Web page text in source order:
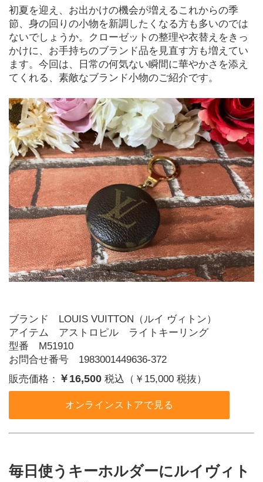
初夏を迎え、お出かけの機会が増えるこれからの季
節、身の回りの小物を新調したくなる方も多いのでは
ないでしょうか。クローゼットの整理や衣替えをきっ
かけに、お手持ちのブランド品を見直す方も増えてい
ます。今回は、日常の何気ない瞬間に華やかさを添え
てくれる、素敵なブランド小物のご紹介です。
ブランド LOUIS VUITTON（ルイ ヴィトン）
アイテム アストロピル　ライトキーリング
型番 M51910
お問合せ番号 1983001449636-372
販売価格： ￥16,500 税込（￥15,000 税抜）
オンラインストアで見る
毎日使うキーホルダーにルイヴィト